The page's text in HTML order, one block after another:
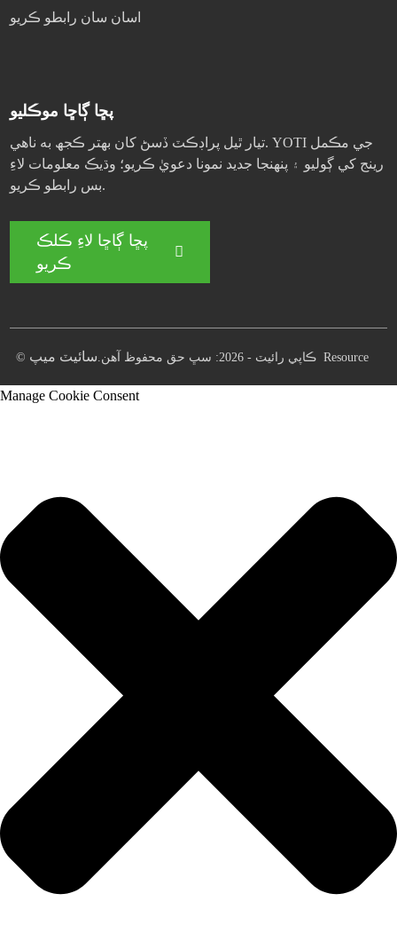
اسان سان رابطو ڪريو
پڇا ڳاڇا موڪليو
تيار ٿيل پراڊڪٽ ڏسڻ کان بهتر ڪجھ به ناهي. YOTI جي مڪمل
رينج کي ڳوليو ۽ پنهنجا جديد نمونا دعويٰ ڪريو؛ وڌيڪ معلومات لاءِ
بس رابطو ڪريو.
پڇا ڳاڇا لاءِ ڪلڪ
ڪريو
© ڪاپي رائيٽ - 2026: سڀ حق محفوظ آهن. سائيٽ ميپ Resource
Manage Cookie Consent